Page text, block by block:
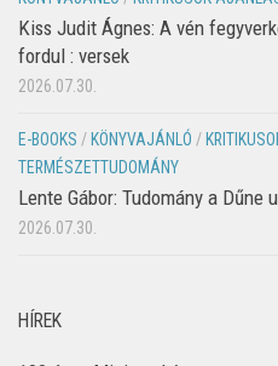
Kiss Judit Ágnes: A vén
fordul : versek
2026.07.30.
E-BOOKS / KÖNYVAJÁNLÓ /
TERMÉSZETTUDOMÁNY
Lente Gábor: Tudomány a Dűne
2026.07.30.
HÍREK